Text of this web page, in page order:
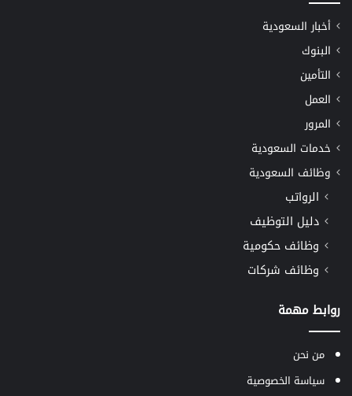
أخبار السعودية
البنوك
التأمين
العمل
المرور
خدمات السعودية
وظائف السعودية
الرواتب
دليل التوظيف
وظائف حكومية
وظائف شركات
روابط مهمة
من نحن
سياسة الخصوصية